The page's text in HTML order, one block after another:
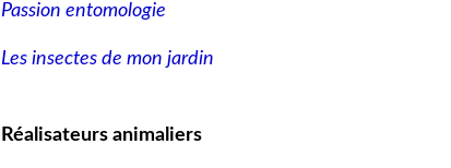
Passion entomologie
Les insectes de mon jardin
Réalisateurs animaliers